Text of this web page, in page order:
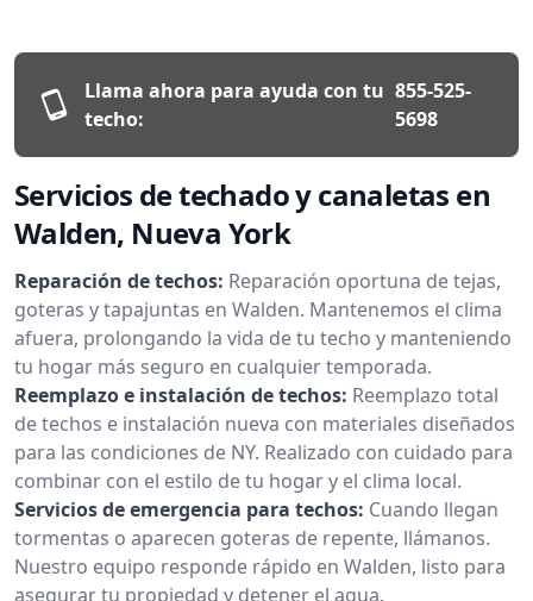
Llama ahora para ayuda con tu
techo:
855-525-
5698
Servicios de techado y canaletas en
Walden, Nueva York
Reparación de techos: Reparación oportuna de tejas,
goteras y tapajuntas en Walden. Mantenemos el clima
afuera, prolongando la vida de tu techo y manteniendo
tu hogar más seguro en cualquier temporada.
Reemplazo e instalación de techos: Reemplazo total
de techos e instalación nueva con materiales diseñados
para las condiciones de NY. Realizado con cuidado para
combinar con el estilo de tu hogar y el clima local.
Servicios de emergencia para techos: Cuando llegan
tormentas o aparecen goteras de repente, llámanos.
Nuestro equipo responde rápido en Walden, listo para
asegurar tu propiedad y detener el agua.